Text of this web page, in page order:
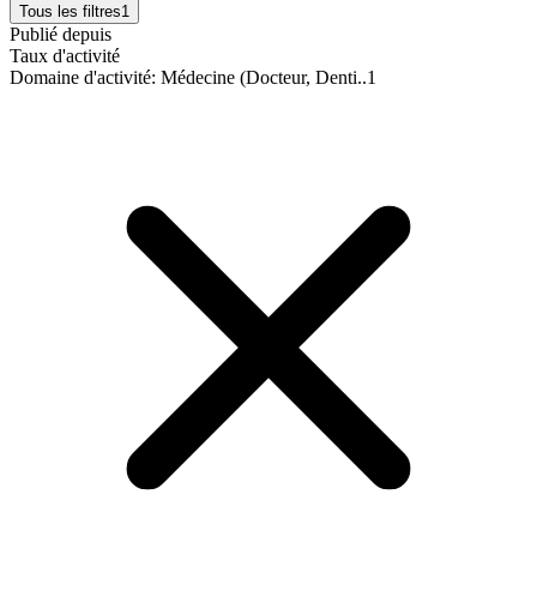
Tous les filtres1
Publié depuis
Taux d'activité
Domaine d'activité: Médecine (Docteur, Denti..1